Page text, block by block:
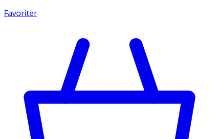
Favoriter